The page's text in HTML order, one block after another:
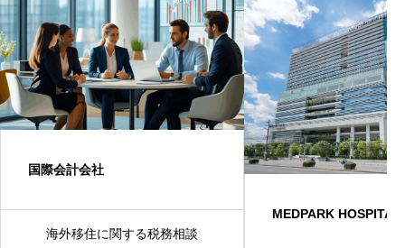
国際会計会社
海外移住に関する税務相談
MEDPARK HOSPITAL